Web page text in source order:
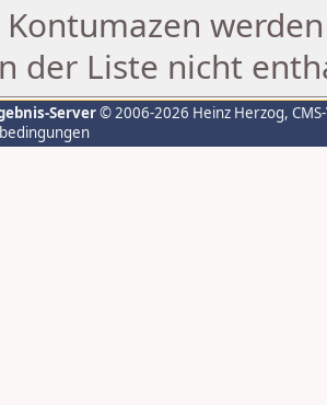
Kontumazen
der Liste nicht
Server© 2006-2026 Heinz Herzog,